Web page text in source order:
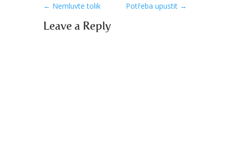
← Nemluvte tolik Potřeba upustit →
Leave a Reply